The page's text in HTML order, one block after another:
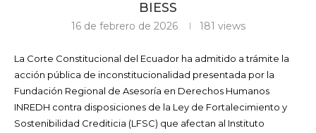
BIESS
16 de febrero de 2026 181 views
La Corte Constitucional del Ecuador ha admitido a trámite la
acción pública de inconstitucionalidad presentada por la
Fundación Regional de Asesoría en Derechos Humanos
INREDH contra disposiciones de la Ley de Fortalecimiento y
Sostenibilidad Crediticia (LFSC) que afectan al Instituto